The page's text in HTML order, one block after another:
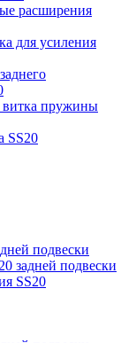
расширения
для усиления
витка пружины
SS20
подвески
задней подвески
SS20